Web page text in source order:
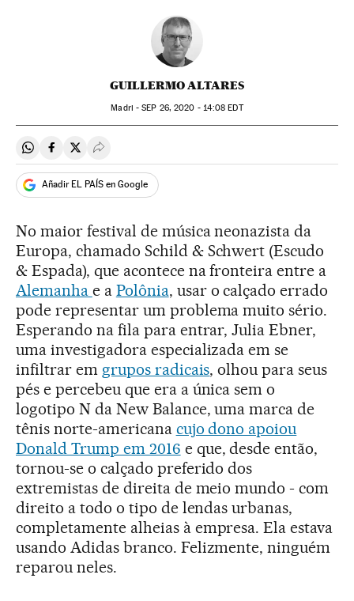
GUILLERMO ALTARES
Madri -SEP 26, 2020 - 14:08 EDT
Compartir en Whatsapp
Compartir en Facebook
Compartir en Twitter
Desplegar Redes Sociales
Añadir EL PAÍS en Google
No maior festival de música neonazista da
Europa, chamado Schild & Schwert (Escudo
& Espada), que acontece na fronteira entre a
Alemanha e a Polônia, usar o calçado errado
pode representar um problema muito sério.
Esperando na fila para entrar, Julia Ebner,
uma investigadora especializada em se
infiltrar em grupos radicais, olhou para seus
pés e percebeu que era a única sem o
logotipo N da New Balance, uma marca de
tênis norte-americana cujo dono apoiou
Donald Trump em 2016 e que, desde então,
tornou-se o calçado preferido dos
extremistas de direita de meio mundo - com
direito a todo o tipo de lendas urbanas,
completamente alheias à empresa. Ela estava
usando Adidas branco. Felizmente, ninguém
reparou neles.